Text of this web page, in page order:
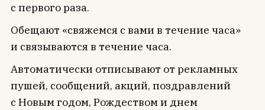
с первого раза.
Обещают «свяжемся с вами в течение часа»
и связываются в течение часа.
Автоматически отписывают от рекламных
пушей, сообщений, акций, поздравлений
с Новым годом, Рождеством и днем